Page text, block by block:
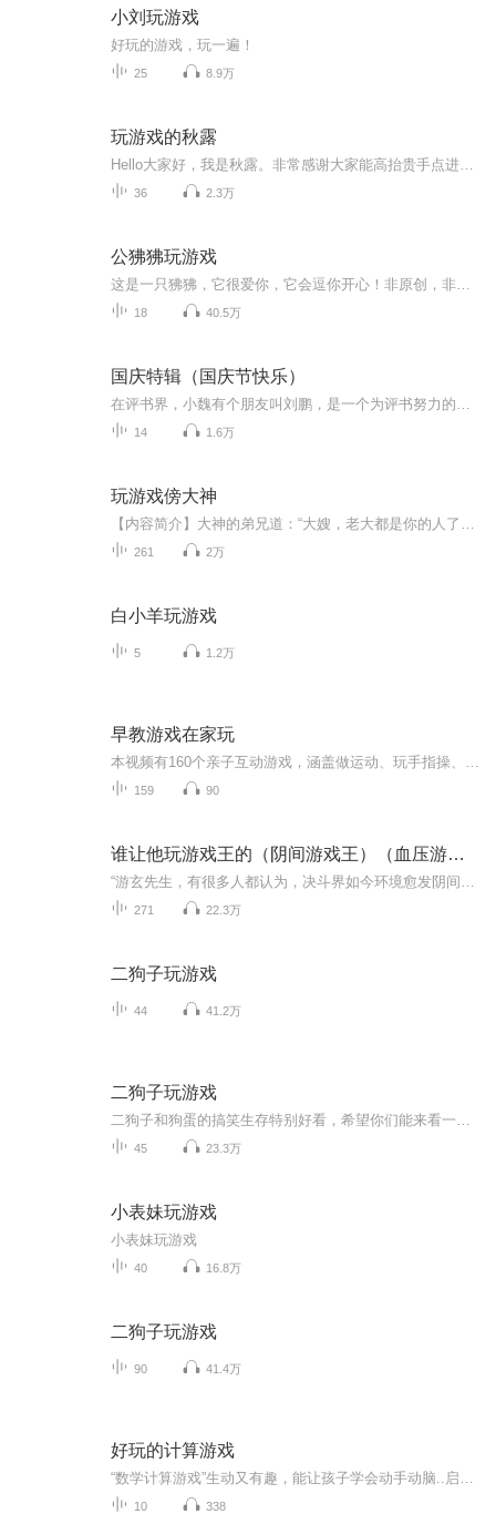
小刘玩游戏
好玩的游戏，玩一遍！
25 8.9万
玩游戏的秋露
36 2.3万
公狒狒玩游戏
18 40.5万
国庆特辑（国庆节快乐）
14 1.6万
玩游戏傍大神
261 2万
白小羊玩游戏
5 1.2万
早教游戏在家玩
159 90
谁让他玩游戏王的（阴间游戏王）（血压游戏王）
271 22.3万
二狗子玩游戏
44 41.2万
二狗子玩游戏
45 23.3万
小表妹玩游戏
小表妹玩游戏
40 16.8万
二狗子玩游戏
90 41.4万
好玩的计算游戏
10 338